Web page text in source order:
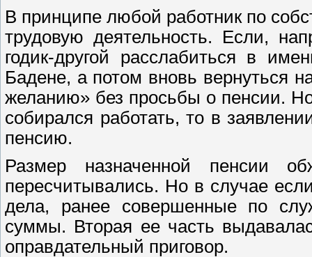
В принципе любой работник по
трудовую деятельность. Если,
годик-другой расслабиться в
Бадене, а потом вновь вернуться
желанию» без просьбы о пенсии.
собирался работать, то в
пенсию.
Размер назначенной пенсии
пересчитывались. Но в случае
дела, ранее совершенные по
суммы. Вторая ее часть
оправдательный приговор.